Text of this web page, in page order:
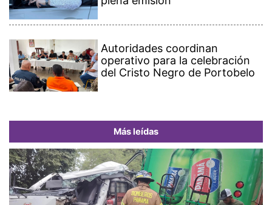
Autoridades coordinan
operativo para la celebración
del Cristo Negro de Portobelo
Más leídas